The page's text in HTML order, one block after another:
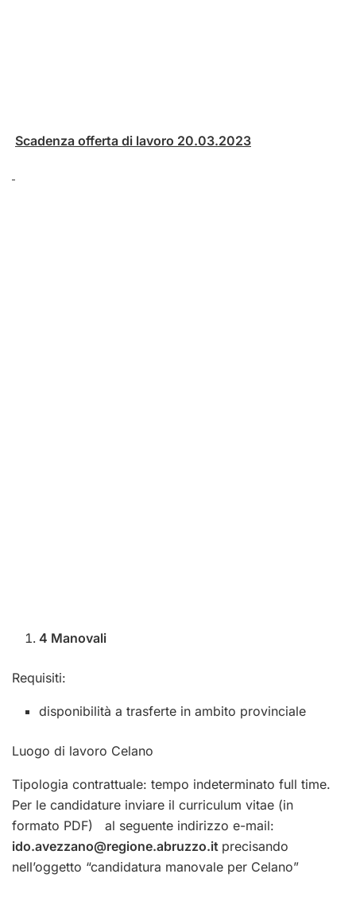
Scadenza offerta di lavoro 20.03.2023
4 Manovali
Requisiti:
disponibilità a trasferte in ambito provinciale
Luogo di lavoro Celano
Tipologia contrattuale: tempo indeterminato full time.
Per le candidature inviare il curriculum vitae (in
formato PDF) al seguente indirizzo e-mail:
ido.avezzano@regione.abruzzo.it precisando
nell’oggetto “candidatura manovale per Celano”